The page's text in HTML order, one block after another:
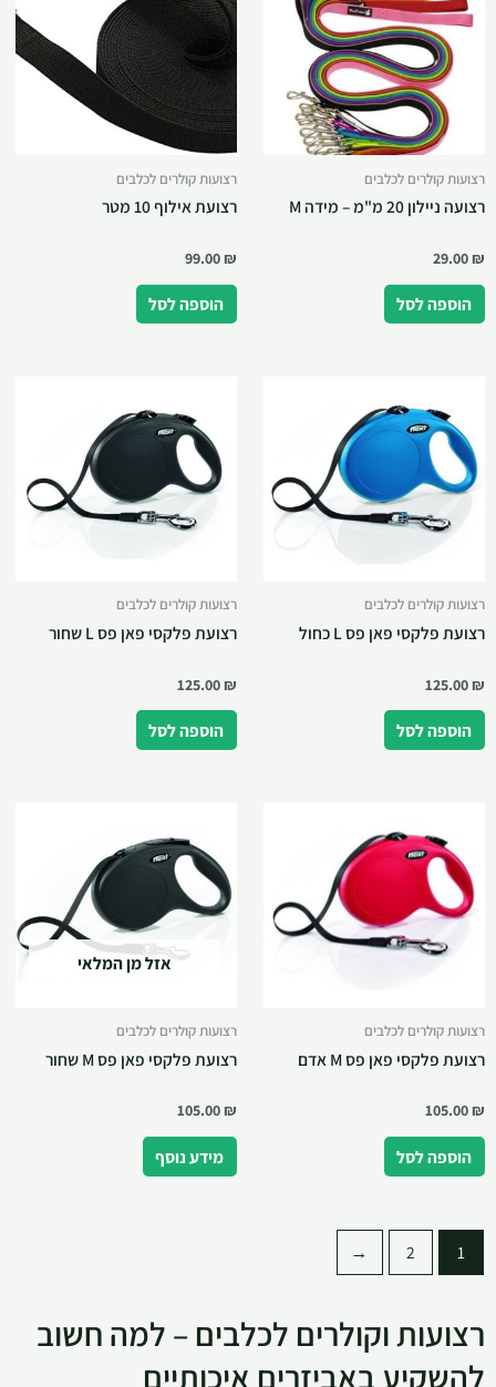
רצועות קולרים לכלבים
רצועה ניילון 20 מ"מ – מידה M
29.00₪
הוספה לסל
רצועות קולרים לכלבים
רצועת אילוף 10 מטר
99.00₪
הוספה לסל
רצועות קולרים לכלבים
רצועת פלקסי פאן פס L כחול
125.00₪
הוספה לסל
רצועות קולרים לכלבים
רצועת פלקסי פאן פס L שחור
125.00₪
הוספה לסל
רצועות קולרים לכלבים
רצועת פלקסי פאן פס M אדם
105.00₪
הוספה לסל
אזל מן המלאי
רצועות קולרים לכלבים
רצועת פלקסי פאן פס M שחור
105.00₪
מידע נוסף
1
2
←
רצועות וקולרים לכלבים – למה חשוב
להשקיע באביזרים איכותיים